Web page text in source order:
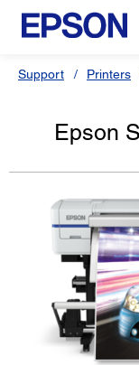
Support Printers
Epson